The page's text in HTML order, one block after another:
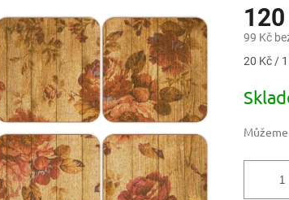
99 Kč
Měrná
20 Kč /